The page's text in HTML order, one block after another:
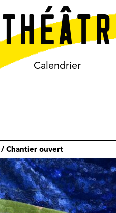
Calendrier
/ Chantier ouvert